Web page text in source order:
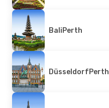
BaliPerth
DüsseldorfPerth